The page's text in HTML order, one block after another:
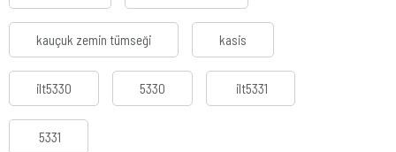
kauçuk zemin tümseği kasis
ilt5330 5330 ilt5331
5331